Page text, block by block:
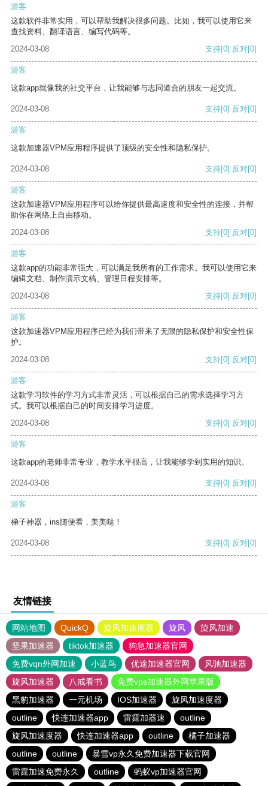
游客
这款软件非常实用，可以帮助我解决很多问题。比如，我可以使用它来
查找资料、翻译语言、编写代码等。
2024-03-08
支持[0] 反对[0]
游客
这款app就像我的社交平台，让我能够与志同道合的朋友一起交流。
2024-03-08 支持[0] 反对[0]
游客
这款加速器VPM应用程序提供了顶级的安全性和隐私保护。
2024-03-08 支持[0] 反对[0]
游客
这款加速器VPM应用程序可以给你提供最高速度和安全性的连接，并帮
助你在网络上自由移动。
2024-03-08
支持[0] 反对[0]
游客
这款app的功能非常强大，可以满足我所有的工作需求。我可以使用它来
编辑文档、制作演示文稿、管理日程安排等。
2024-03-08
支持[0] 反对[0]
游客
这款加速器VPM应用程序已经为我们带来了无限的隐私保护和安全性保
护。
2024-03-08
支持[0] 反对[0]
游客
这款学习软件的学习方式非常灵活，可以根据自己的需求选择学习方
式。我可以根据自己的时间安排学习进度。
2024-03-08
支持[0] 反对[0]
游客
这款app的老师非常专业，教学水平很高，让我能够学到实用的知识。
2024-03-08 支持[0] 反对[0]
游客
梯子神器，ins随便看，美美哒！
2024-03-08 支持[0] 反对[0]
友情链接
网站地图 QuickQ 旋风加速度器 旋风
旋风加速
坚果加速器
tiktok加速器
狗急加速器官网
免费vqn外网加速
小蓝鸟 优途加速器官网
风驰加速器
旋风加速器
八戒看书
免费vps加速器外网苹果版
黑豹加速器
一元机场 IOS加速器
旋风加速度器
outline
快连加速器app 雷霆加器速
outline
旋风加速度器
快连加速器app outline
橘子加速器
outline
outline
暴雪vp永久免费加速器下载官网
雷霆加速免费永久
outline
蚂蚁vp加速器官网